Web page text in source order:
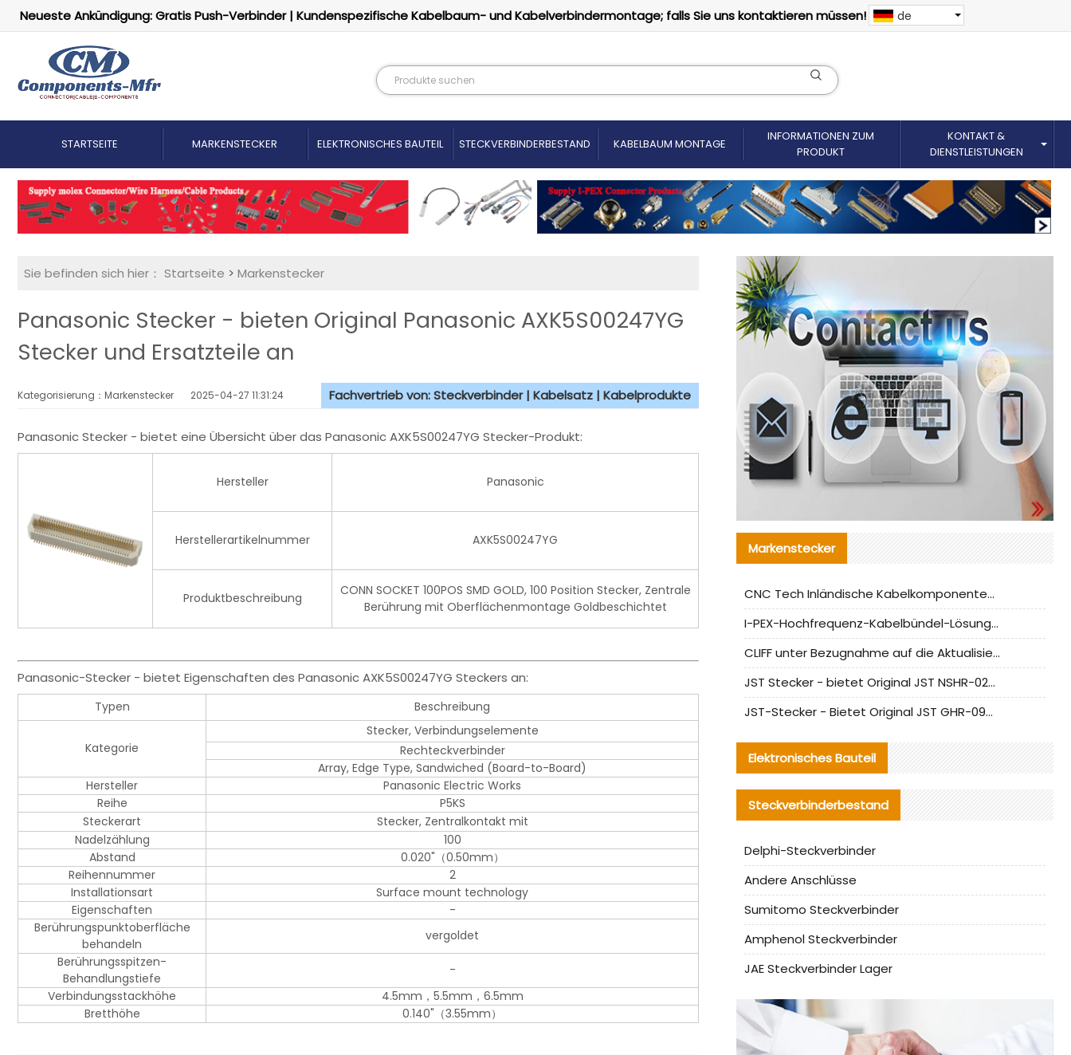
Neueste Ankündigung: Gratis Push-Verbinder | Kundenspezifische Kabelbaum- und Kabelverbindermontage; falls Sie uns kontaktieren müssen! de
STARTSEITE MARKENSTECKER ELEKTRONISCHES BAUTEIL STECKVERBINDERBESTAND KABELBAUM MONTAGE
INFORMATIONEN ZUM
PRODUKT
KONTAKT &
DIENSTLEISTUNGEN
Sie befinden sich hier： Startseite > Markenstecker
Panasonic Stecker - bieten Original Panasonic AXK5S00247YG
Stecker und Ersatzteile an
Kategorisierung：Markenstecker 2025-04-27 11:31:24 Fachvertrieb von: Steckverbinder | Kabelsatz | Kabelprodukte
Panasonic Stecker - bietet eine Übersicht über das Panasonic AXK5S00247YG Stecker-Produkt:
Hersteller Panasonic
Herstellerartikelnummer AXK5S00247YG
Produktbeschreibung
CONN SOCKET 100POS SMD GOLD, 100 Position Stecker, Zentrale
Berührung mit Oberflächenmontage Goldbeschichtet
Panasonic-Stecker - bietet Eigenschaften des Panasonic AXK5S00247YG Steckers an:
Typen Beschreibung
Kategorie
Stecker, Verbindungselemente
Rechteckverbinder
Array, Edge Type, Sandwiched (Board-to-Board)
Hersteller
Panasonic Electric Works
Reihe
P5KS
Steckerart
Stecker, Zentralkontakt mit
Nadelzählung
100
Abstand
0.020"（0.50mm）
Reihennummer
2
Installationsart
Surface mount technology
Eigenschaften
-
Berührungspunktoberfläche
behandeln
vergoldet
Berührungsspitzen-
Behandlungstiefe
-
Verbindungsstackhöhe
4.5mm，5.5mm，6.5mm
Bretthöhe
0.140"（3.55mm）
Markenstecker
CNC Tech Inländische Kabelkomponentenbewertung und Massenproduktionsanpassungsanleitung
I-PEX-Hochfrequenz-Kabelbündel-Lösung für die heimische Produktion analysiert
CLIFF unter Bezugnahme auf die Aktualisierung der chinesischen Stecker-Testnormen
JST Stecker - bietet Original JST NSHR-02V-S Stecker und Ersatzteile an
JST-Stecker - Bietet Original JST GHR-09V-S Stecker und Ersatzteile an
Elektronisches Bauteil
Steckverbinderbestand
Delphi-Steckverbinder
Andere Anschlüsse
Sumitomo Steckverbinder
Amphenol Steckverbinder
JAE Steckverbinder Lager